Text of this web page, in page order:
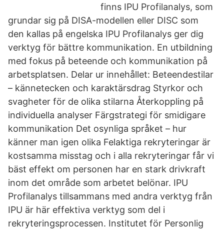
finns IPU Profilanalys, som
grundar sig på DISA-modellen eller DISC som
den kallas på engelska IPU Profilanalys ger dig
verktyg för bättre kommunikation. En utbildning
med fokus på beteende och kommunikation på
arbetsplatsen. Delar ur innehållet: Beteendestilar
– kännetecken och karaktärsdrag Styrkor och
svagheter för de olika stilarna Återkoppling på
individuella analyser Färgstrategi för smidigare
kommunikation Det osynliga språket – hur
känner man igen olika Felaktiga rekryteringar är
kostsamma misstag och i alla rekryteringar får vi
bäst effekt om personen har en stark drivkraft
inom det område som arbetet belönar. IPU
Profilanalys tillsammans med andra verktyg från
IPU är här effektiva verktyg som del i
rekryteringsprocessen. Institutet för Personlig